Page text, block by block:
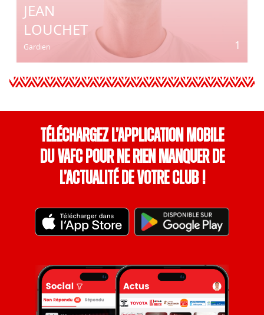
JEAN
LOUCHET
Gardien 1
Téléchargez l’application mobile
du VAFC pour ne rien manquer de
l’actualité de votre club !